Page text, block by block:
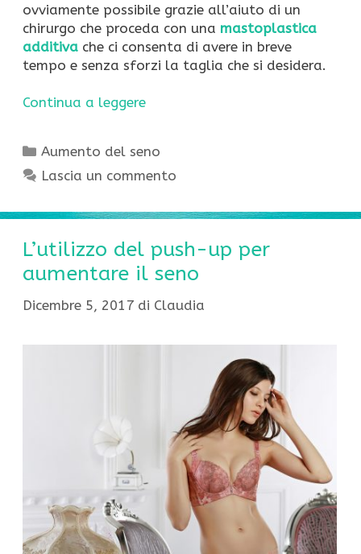
ovviamente possibile grazie all’aiuto di un
chirurgo che proceda con una mastoplastica
additiva che ci consenta di avere in breve
tempo e senza sforzi la taglia che si desidera.
Continua a leggere
Categorie
Aumento del seno
Lascia un commento
L’utilizzo del push-up per
aumentare il seno
Dicembre 5, 2017 di Claudia